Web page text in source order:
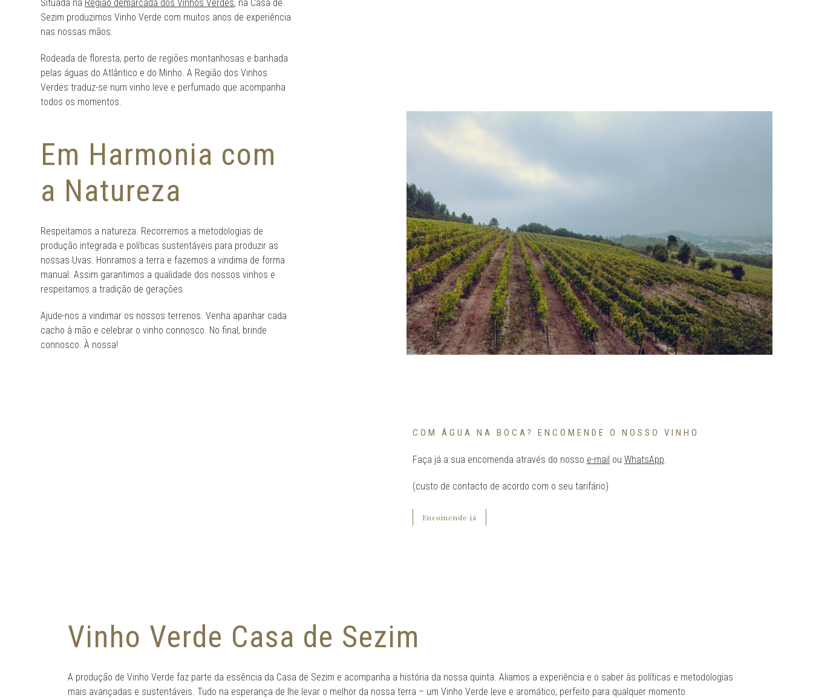
Situada na Região demarcada dos Vinhos Verdes, na Casa de
Sezim produzimos Vinho Verde com muitos anos de experiência
nas nossas mãos.
Rodeada de floresta, perto de regiões montanhosas e banhada
pelas águas do Atlântico e do Minho. A Região dos Vinhos
Verdes traduz-se num vinho leve e perfumado que acompanha
todos os momentos.
Em Harmonia com
a Natureza
Respeitamos a natureza. Recorremos a metodologias de
produção integrada e políticas sustentáveis para produzir as
nossas Uvas. Honramos a terra e fazemos a vindima de forma
manual. Assim garantimos a qualidade dos nossos vinhos e
respeitamos a tradição de gerações.
Ajude-nos a vindimar os nossos terrenos. Venha apanhar cada
cacho à mão e celebrar o vinho connosco. No final, brinde
connosco. À nossa!
COM ÁGUA NA BOCA? ENCOMENDE O NOSSO VINHO
Faça já a sua encomenda através do nosso e-mail ou WhatsApp
(custo de contacto de acordo com o seu tarifário)
Encomende já
Vinho Verde Casa de Sezim
A produção de Vinho Verde faz parte da essência da Casa de Sezim e acompanha a história da nossa quinta. Aliamos a experiência e o saber às políticas e metodologias
mais avançadas e sustentáveis. Tudo na esperança de lhe levar o melhor da nossa terra – um Vinho Verde leve e aromático, perfeito para qualquer momento.